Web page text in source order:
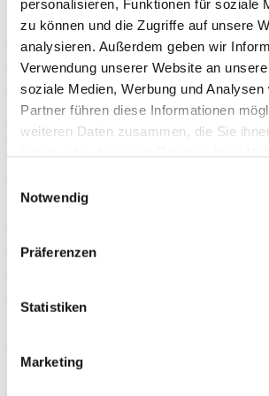
personalisieren, Funktionen für soziale
zu können und die Zugriffe auf unsere
analysieren. Außerdem geben wir
Verwendung unserer Website an
soziale Medien, Werbung und Analysen
Partner führen diese Informationen
weiteren Daten zusammen, die Sie
Notwendig
Präferenzen
Statistiken
Marketing
geistiger Behinderung und
Familien": Helen Portal
Europe" in der 30. Folge
Podcasts "Reden wir
Weiterlesen …"Wir kämpfen für Menschen
Behinderung und deren Familien": Helen
Jahresversammlung der
Betreuerräte Arbeit und
Einladung zur gemeinsamen
Kategorien